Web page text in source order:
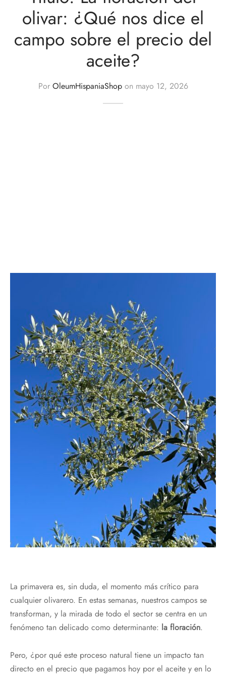
olivar: ¿Qué nos dice el
campo sobre el precio del
aceite?
Por OleumHispaniaShopon mayo 12, 2026
La primavera es, sin duda, el momento más crítico para
cualquier olivarero. En estas semanas, nuestros campos se
transforman, y la mirada de todo el sector se centra en un
fenómeno tan delicado como determinante: la floración.
Pero, ¿por qué este proceso natural tiene un impacto tan
directo en el precio que pagamos hoy por el aceite y en lo
Nature Premium